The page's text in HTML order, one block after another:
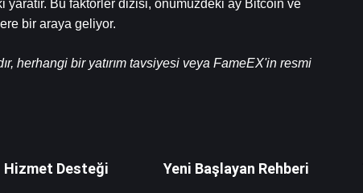
Bu faktörler dizisi, önümüzdeki ay Bitcoin ve
bir araya geliyor.
herhangi bir yatırım tavsiyesi veya FameEX'in resmi
Hizmet Desteği Yeni Başlayan Rehberi